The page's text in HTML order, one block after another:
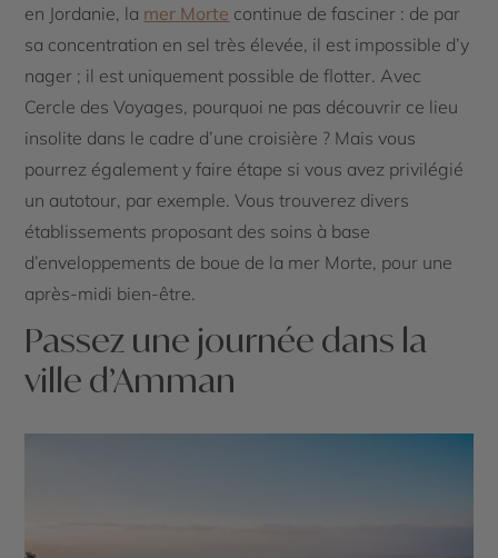
en Jordanie, la mer Morte continue de fasciner : de par
sa concentration en sel très élevée, il est impossible d’y
nager ; il est uniquement possible de flotter. Avec
Cercle des Voyages, pourquoi ne pas découvrir ce lieu
insolite dans le cadre d’une croisière ? Mais vous
pourrez également y faire étape si vous avez privilégié
un autotour, par exemple. Vous trouverez divers
établissements proposant des soins à base
d’enveloppements de boue de la mer Morte, pour une
après-midi bien-être.
Passez une journée dans la
ville d’Amman